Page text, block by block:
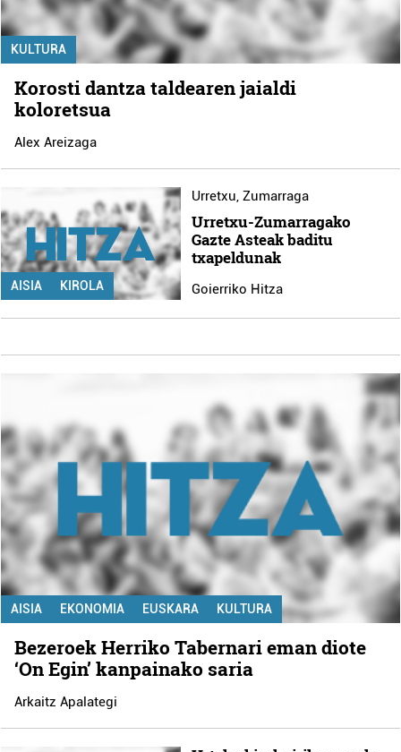
KULTURA
Korosti dantza taldearen jaialdi
koloretsua
Alex Areizaga
AISIA KIROLA
Urretxu, Zumarraga
Urretxu-Zumarragako
Gazte Asteak baditu
txapeldunak
Goierriko Hitza
AISIA EKONOMIA EUSKARA KULTURA
Bezeroek Herriko Tabernari eman diote
‘On Egin’ kanpainako saria
Arkaitz Apalategi